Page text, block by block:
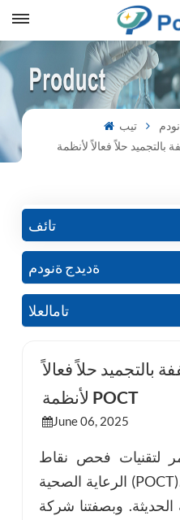
تيب
تائف
ةديدج ةنودم
تامالعلا
بالتجميد حلاً فعالاً
لأنظمة POCT
June 06, 2025
لتقنيات فحص نقاط
الرعاية الصحية (POCT)، يُعد الابتكار أساسًا لتلبية
وبصفتنا شركة